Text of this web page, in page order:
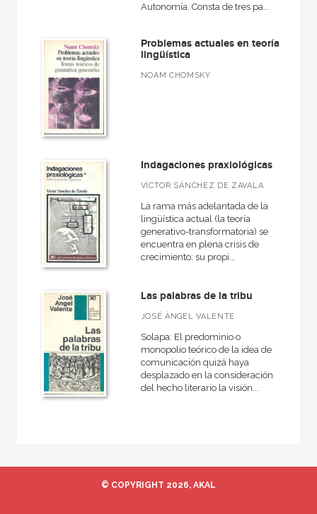
Moderna
Narrativa
Poesía
Teatro
NUESTRAS COLECCIONES
Biblioteca clásica de Siglo Veintiuno
Biblioteca Eduardo Galeano
Ciencias Sociales
Educación
En 90 minutos
Filosofía y Pensamiento
Historia
Autonomía. Consta de tres pa...
Problemas actuales en teoría
lingüística
NOAM CHOMSKY
Indagaciones praxiológicas
VÍCTOR SÁNCHEZ DE ZAVALA
La rama más adelantada de la
lingüística actual (la teoría
generativo-transformatoria) se
encuentra en plena crisis de
crecimiento: su propi...
Las palabras de la tribu
JOSÉ ÁNGEL VALENTE
Solapa: El predominio o
monopolio teórico de la idea de
comunicación quizá haya
desplazado en la consideración
del hecho literario la visión...
© COPYRIGHT 2026, AKAL